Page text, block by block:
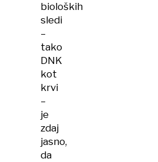
bioloških
sledi
–
tako
DNK
kot
krvi
–
je
zdaj
jasno,
da